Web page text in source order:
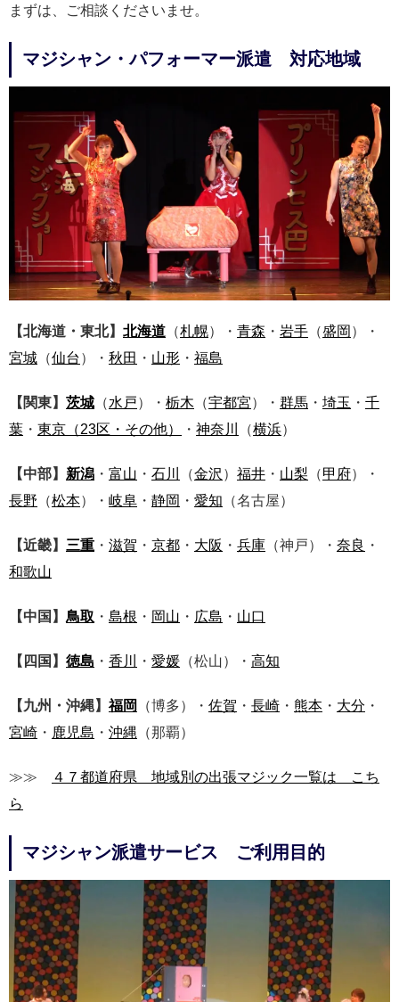
まずは、ご相談くださいませ。
マジシャン・パフォーマー派遣 対応地域
【北海道・東北】 北海道 （札幌）・ 青森 ・ 岩手 （盛岡 ）・
宮城 （仙台 ）・ 秋田 ・ 山形 ・ 福島
【関東】 茨城 （水戸）・ 栃木 （宇都宮）・ 群馬 ・ 埼玉 ・ 千
葉 ・ 東京 （23区・その他） ・ 神奈川 （横浜）
【中部】 新潟 ・ 富山 ・ 石川 （金沢 ） 福井 ・ 山梨 （甲府）・
長野 （松本）・ 岐阜 ・ 静岡 ・ 愛知 （名古屋）
【近畿】 三重 ・ 滋賀 ・ 京都 ・ 大阪 ・ 兵庫 （神戸）・ 奈良 ・
和歌山
【中国】 鳥取 ・ 島根 ・ 岡山 ・ 広島 ・ 山口
【四国】 徳島 ・ 香川 ・ 愛媛 （松山）・ 高知
【九州・沖縄】福岡 （博多）・ 佐賀 ・ 長崎 ・ 熊本 ・ 大分 ・
宮崎 ・ 鹿児島 ・ 沖縄 （那覇）
≫≫
４７都道府県 地域別の出張マジック一覧は こち
ら
マジシャン派遣サービス ご利用目的